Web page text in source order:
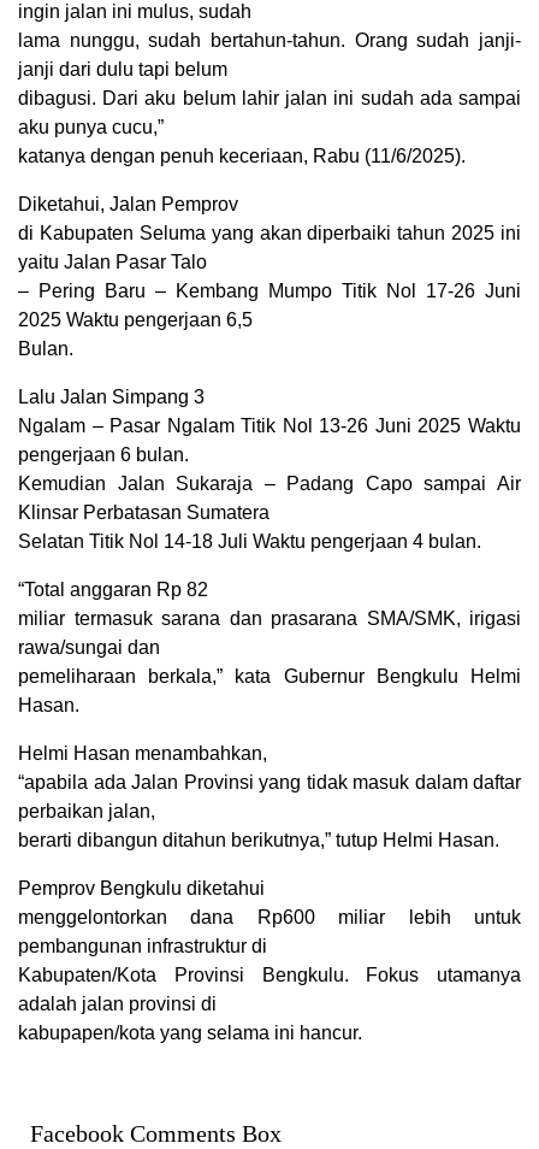
ingin jalan ini mulus, sudah
lama nunggu, sudah bertahun-tahun. Orang sudah janji-
janji dari dulu tapi belum
dibagusi. Dari aku belum lahir jalan ini sudah ada sampai
aku punya cucu,”
katanya dengan penuh keceriaan, Rabu (11/6/2025).
Diketahui, Jalan Pemprov
di Kabupaten Seluma yang akan diperbaiki tahun 2025 ini
yaitu Jalan Pasar Talo
– Pering Baru – Kembang Mumpo Titik Nol 17-26 Juni
2025 Waktu pengerjaan 6,5
Bulan.
Lalu Jalan Simpang 3
Ngalam – Pasar Ngalam Titik Nol 13-26 Juni 2025 Waktu
pengerjaan 6 bulan.
Kemudian Jalan Sukaraja – Padang Capo sampai Air
Klinsar Perbatasan Sumatera
Selatan Titik Nol 14-18 Juli Waktu pengerjaan 4 bulan.
“Total anggaran Rp 82
miliar termasuk sarana dan prasarana SMA/SMK, irigasi
rawa/sungai dan
pemeliharaan berkala,” kata Gubernur Bengkulu Helmi
Hasan.
Helmi Hasan menambahkan,
“apabila ada Jalan Provinsi yang tidak masuk dalam daftar
perbaikan jalan,
berarti dibangun ditahun berikutnya,” tutup Helmi Hasan.
Pemprov Bengkulu diketahui
menggelontorkan dana Rp600 miliar lebih untuk
pembangunan infrastruktur di
Kabupaten/Kota Provinsi Bengkulu. Fokus utamanya
adalah jalan provinsi di
kabupapen/kota yang selama ini hancur.
Facebook Comments Box